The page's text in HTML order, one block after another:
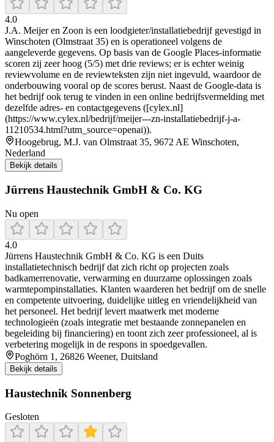
4.0
J.A. Meijer en Zoon is een loodgieter/installatiebedrijf gevestigd in
Winschoten (Olmstraat 35) en is operationeel volgens de
aangeleverde gegevens. Op basis van de Google Places-informatie
scoren zij zeer hoog (5/5) met drie reviews; er is echter weinig
reviewvolume en de reviewteksten zijn niet ingevuld, waardoor de
onderbouwing vooral op de scores berust. Naast de Google-data is
het bedrijf ook terug te vinden in een online bedrijfsvermelding met
dezelfde adres- en contactgegevens ([cylex.nl]
(https://www.cylex.nl/bedrijf/meijer---zn-installatiebedrijf-j-a-
11210534.html?utm_source=openai)).
Hoogebrug, M.J. van Olmstraat 35, 9672 AE Winschoten,
Nederland
Bekijk details
Jürrens Haustechnik GmbH & Co. KG
Nu open
4.0
Jürrens Haustechnik GmbH & Co. KG is een Duits
installatietechnisch bedrijf dat zich richt op projecten zoals
badkamerrenovatie, verwarming en duurzame oplossingen zoals
warmtepompinstallaties. Klanten waarderen het bedrijf om de snelle
en competente uitvoering, duidelijke uitleg en vriendelijkheid van
het personeel. Het bedrijf levert maatwerk met moderne
technologieën (zoals integratie met bestaande zonnepanelen en
begeleiding bij financiering) en toont zich zeer professioneel, al is
verbetering mogelijk in de respons in spoedgevallen.
Poghörn 1, 26826 Weener, Duitsland
Bekijk details
Haustechnik Sonnenberg
Gesloten